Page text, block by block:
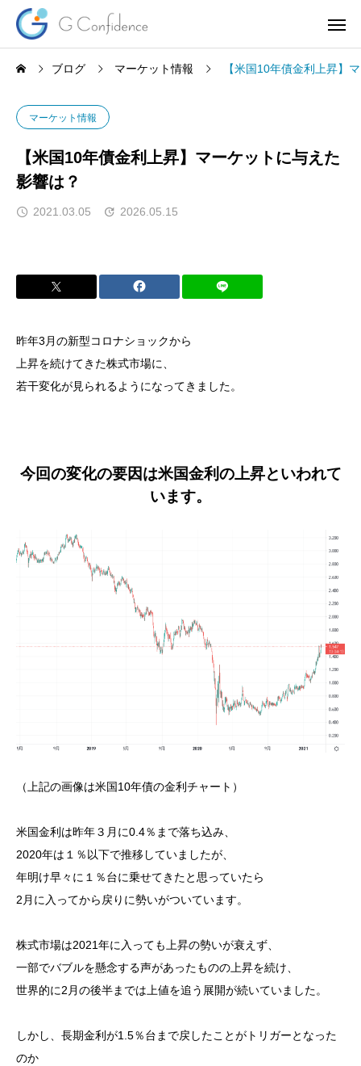
ブログ マーケット情報 【米国10年債金利上昇】
マーケット情報
【米国10年債金利上昇】マーケットに与えた
影響は？
2021.03.05 2026.05.15
昨年3月の新型コロナショックから
上昇を続けてきた株式市場に、
若干変化が見られるようになってきました。
今回の変化の要因は米国金利の上昇といわれて
います。
（上記の画像は米国10年債の金利チャート）
米国金利は昨年３月に0.4％まで落ち込み、
2020年は１％以下で推移していましたが、
年明け早々に１％台に乗せてきたと思っていたら
2月に入ってから戻りに勢いがついています。
株式市場は2021年に入っても上昇の勢いが衰えず、
一部でバブルを懸念する声があったものの上昇を続け、
世界的に2月の後半までは上値を追う展開が続いていました。
しかし、長期金利が1.5％台まで戻したことがトリガーとなった
のか